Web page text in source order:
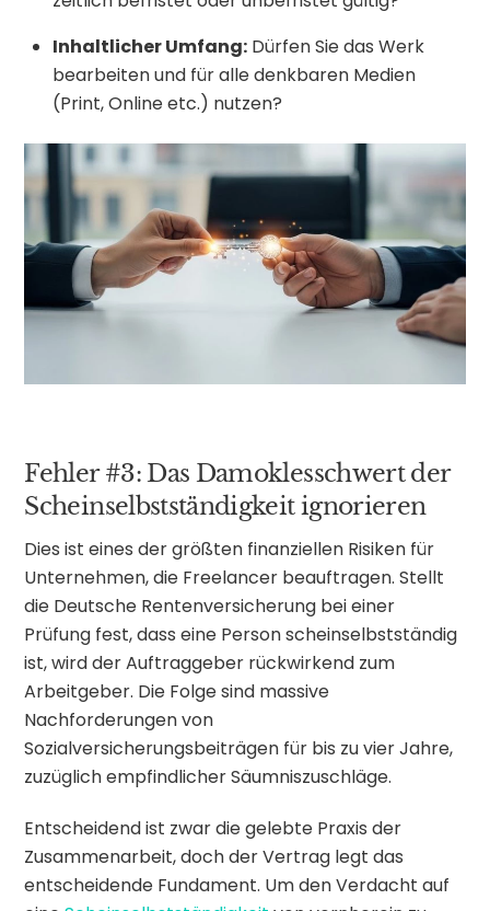
Inhaltlicher Umfang: Dürfen Sie das Werk
bearbeiten und für alle denkbaren Medien
(Print, Online etc.) nutzen?
Fehler #3: Das Damoklesschwert der
Scheinselbstständigkeit ignorieren
Dies ist eines der größten finanziellen Risiken für
Unternehmen, die Freelancer beauftragen. Stellt
die Deutsche Rentenversicherung bei einer
Prüfung fest, dass eine Person scheinselbstständig
ist, wird der Auftraggeber rückwirkend zum
Arbeitgeber. Die Folge sind massive
Nachforderungen von
Sozialversicherungsbeiträgen für bis zu vier Jahre,
zuzüglich empfindlicher Säumniszuschläge.
Entscheidend ist zwar die gelebte Praxis der
Zusammenarbeit, doch der Vertrag legt das
entscheidende Fundament. Um den Verdacht auf